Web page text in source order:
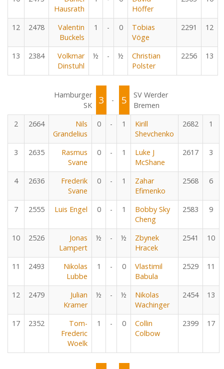
Hausrath
Höffer
12 2478
Valentin
Buckels
1 - 0
Tobias
Vöge
2291 12
13 2384
Volkmar
Dinstuhl
½ - ½
Christian
Polster
2256 13
Hamburger
SK
3 - 5
SV Werder
Bremen
2
2664
Nils
Grandelius
0 - 1
Kirill
Shevchenko
2682 1
3 2635
Rasmus
Svane
0 - 1
Luke J
McShane
2617 3
4 2636
Frederik
Svane
0 - 1
Zahar
Efimenko
2568 6
7 2555 Luis Engel 0 - 1
Bobby Sky
Cheng
2583 9
10 2526
Jonas
Lampert
½ - ½
Zbynek
Hracek
2541 10
11 2493
Nikolas
Lubbe
1 - 0
Vlastimil
Babula
2529 11
12 2479
Julian
Kramer
½ - ½
Nikolas
Wachinger
2454 13
17 2352
Tom-
Frederic
Woelk
1 - 0
Collin
Colbow
2399 17